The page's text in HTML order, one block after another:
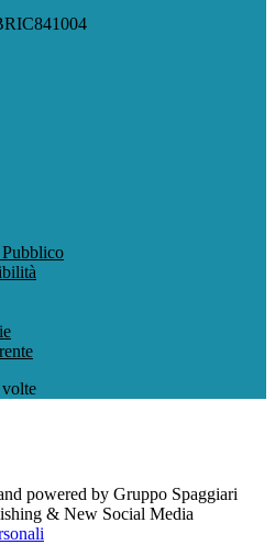
volte
powered by Gruppo Spaggiari
& New Social Media